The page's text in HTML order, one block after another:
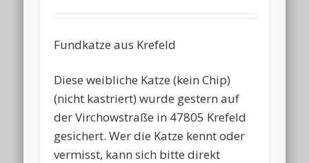
Fundkatze aus Krefeld
Diese weibliche Katze (kein Chip)
(nicht kastriert) wurde gestern auf
der Virchowstraße in 47805 Krefeld
gesichert. Wer die Katze kennt oder
vermisst, kann sich bitte direkt